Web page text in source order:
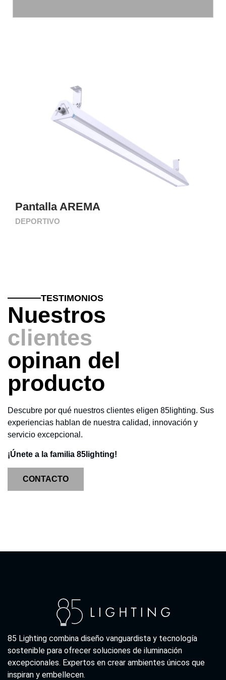
Pantalla AREMA
DEPORTIVO
TESTIMONIOS
Nuestros
clientes
opinan del
producto
Descubre por qué nuestros clientes eligen 85lighting. Sus
experiencias hablan de nuestra calidad, innovación y
servicio excepcional.
¡Únete a la familia 85lighting!
CONTACTO
85 Lighting combina diseño vanguardista y tecnología
sostenible para ofrecer soluciones de iluminación
excepcionales. Expertos en crear ambientes únicos que
inspiran y embellecen.